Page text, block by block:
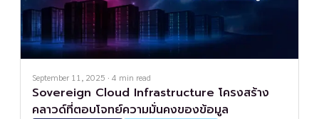
September 11, 2025 · 4 min read
Sovereign Cloud Infrastructure โครงสร้าง
คลาวด์ที่ตอบโจทย์ความมั่นคงของข้อมูล